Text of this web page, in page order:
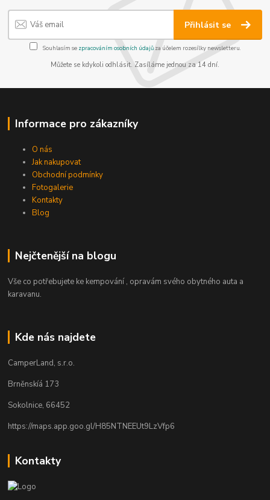
Přihlásit se
Souhlasím se zpracováním osobních údajůza účelem rozesílky newsletteru.
Můžete se kdykoli odhlásit. Zasíláme jednou za 14 dní.
Informace pro zákazníky
O nás
Jak nakupovat
Obchodní podmínky
Fotogalerie
Kontakty
Blog
Nejčtenější na blogu
Vše co potřebujete ke kempování , opravám svého obytného auta a
karavanu.
Kde nás najdete
CamperLand, s.r.o.
Brněnskíá 173
Sokolnice, 66452
https://maps.app.goo.gl/H85NTNEEUt9LzVfp6
Kontakty